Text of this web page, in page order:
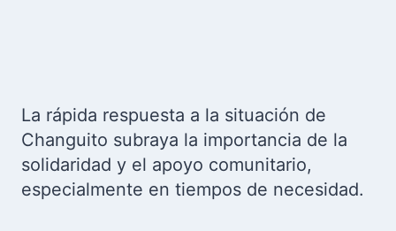
La rápida respuesta a la situación de
Changuito subraya la importancia de la
solidaridad y el apoyo comunitario,
especialmente en tiempos de necesidad.